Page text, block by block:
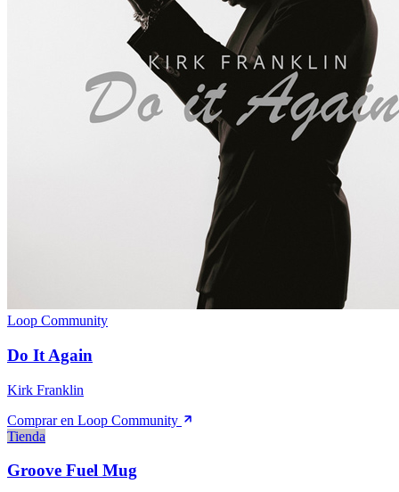
Loop Community
Do It Again
Kirk Franklin
Comprar en Loop Community
Tienda
Groove Fuel Mug